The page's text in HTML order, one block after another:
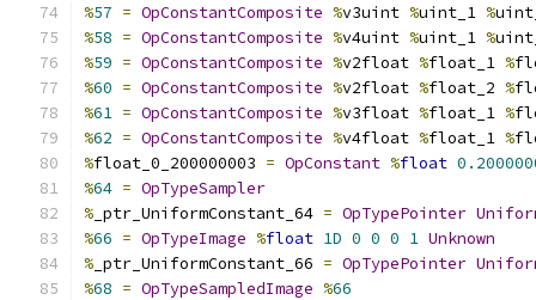
%57 = OpConstantComposite %v3uint %uint_1 %
%58 = OpConstantComposite %v4uint %uint_1 %
%59 = OpConstantComposite %v2float %float_1 %
%60 = OpConstantComposite %v2float %float_2 %
%61 = OpConstantComposite %v3float %float_1 %
%62 = OpConstantComposite %v4float %float_1 %
%float_0_200000003 = OpConstant %float
%64 = OpTypeSampler
% _ptr_UniformConstant_64 = OpTypePointer
%66 = OpTypeImage %float 1D 0 0 0 1 Unknown
% _ptr_UniformConstant_66 = OpTypePointer
%68 = OpTypeSampledImage %66